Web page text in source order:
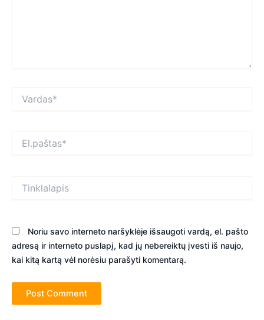
Noriu savo interneto naršyklėje išsaugoti vardą, el. pašto
adresą ir interneto puslapį, kad jų nebereiktų įvesti iš naujo,
kai kitą kartą vėl norėsiu parašyti komentarą.